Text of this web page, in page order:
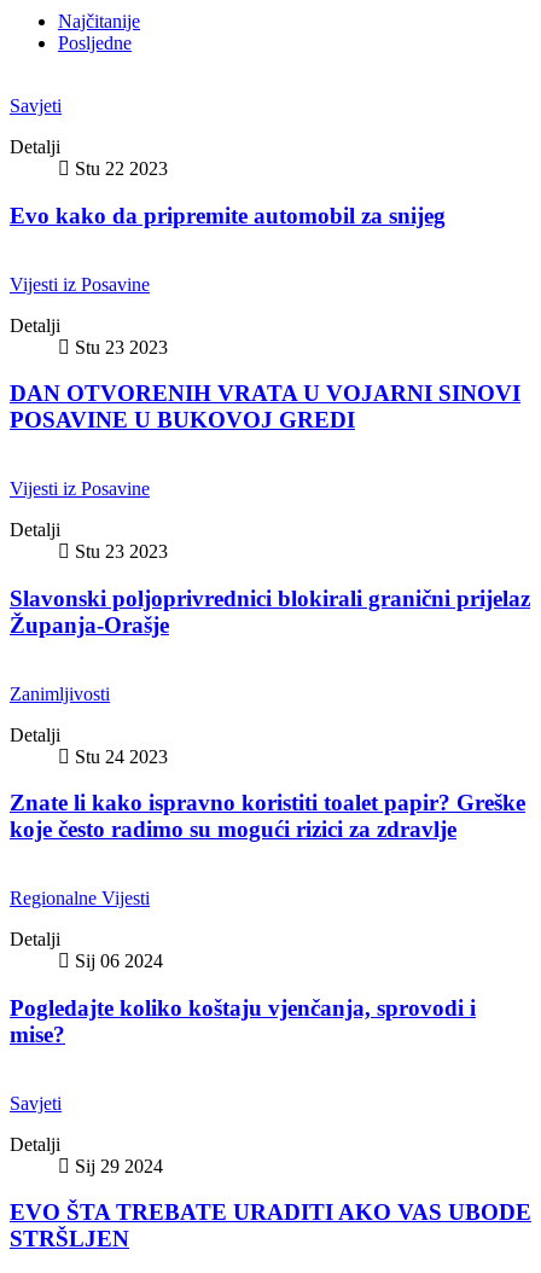
Najčitanije
Posljedne
Savjeti
Detalji
Stu 22 2023
Evo kako da pripremite automobil za snijeg
Vijesti iz Posavine
Detalji
Stu 23 2023
DAN OTVORENIH VRATA U VOJARNI SINOVI
POSAVINE U BUKOVOJ GREDI
Vijesti iz Posavine
Detalji
Stu 23 2023
Slavonski poljoprivrednici blokirali granični prijelaz
Županja-Orašje
Zanimljivosti
Detalji
Stu 24 2023
Znate li kako ispravno koristiti toalet papir? Greške
koje često radimo su mogući rizici za zdravlje
Regionalne Vijesti
Detalji
Sij 06 2024
Pogledajte koliko koštaju vjenčanja, sprovodi i
mise?
Savjeti
Detalji
Sij 29 2024
EVO ŠTA TREBATE URADITI AKO VAS UBODE
STRŠLJEN